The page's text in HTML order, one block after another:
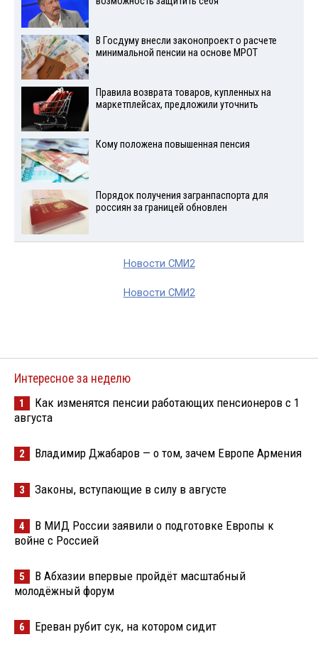
В Госдуму внесли законопроект о расчете
минимальной пенсии на основе МРОТ
Правила возврата товаров, купленных на
маркетплейсах, предложили уточнить
Кому положена повышенная пенсия
Порядок получения загранпаспорта для
россиян за границей обновлен
Новости СМИ2
Новости СМИ2
Интересное за неделю
1
Как изменятся пенсии работающих пенсионеров с 1
августа
2 Владимир Джабаров — о том, зачем Европе Армения
3 Законы, вступающие в силу в августе
4
В МИД России заявили о подготовке Европы к
войне с Россией
5
В Абхазии впервые пройдёт масштабный
молодёжный форум
6 Ереван рубит сук, на котором сидит